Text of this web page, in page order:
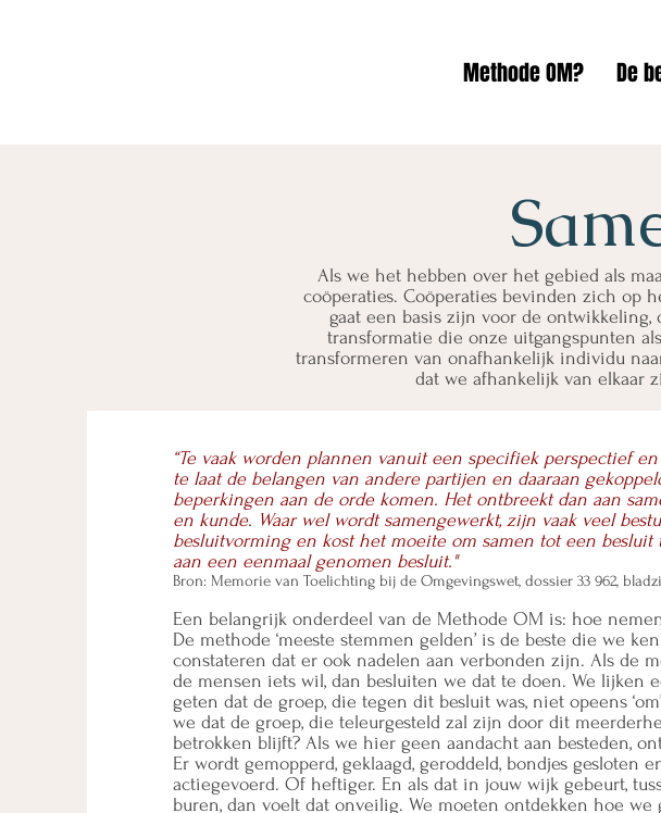
Methode OM? De
Als we het hebben over het gebied als
coöperaties. Coöperaties bevinden zich op
gaat een basis zijn voor de ontwikkeling,
transformatie die onze uitgangspunten
transformeren van onafhankelijk individu
dat we afhankelijk van elkaar
“Te vaak worden plannen vanuit een specifiek perspectief
te laat de belangen van andere partijen en daaraan
beperkingen aan de orde komen. Het ontbreekt dan aan
en kunde. Waar wel wordt samengewerkt, zijn vaak veel
besluitvorming en kost het moeite om samen tot een
aan een eenmaal genomen besluit."
Bron: Memorie van Toelichting bij de Omgevingswet, dossier 33 962,
Een belangrijk onderdeel van de Methode OM is: hoe
De methode ‘meeste stemmen gelden’ is de beste die we
constateren dat er ook nadelen aan verbonden zijn. Als de
de mensen iets wil, dan besluiten we dat te doen. We lijken
geten dat de groep, die tegen dit besluit was, niet opeens
we dat de groep, die teleurgesteld zal zijn door dit
betrokken blijft? Als we hier geen aandacht aan besteden,
Er wordt gemopperd, geklaagd, geroddeld, bondjes gesloten
actiegevoerd. Of heftiger. En als dat in jouw wijk gebeurt,
buren, dan voelt dat onveilig. We moeten ontdekken hoe we